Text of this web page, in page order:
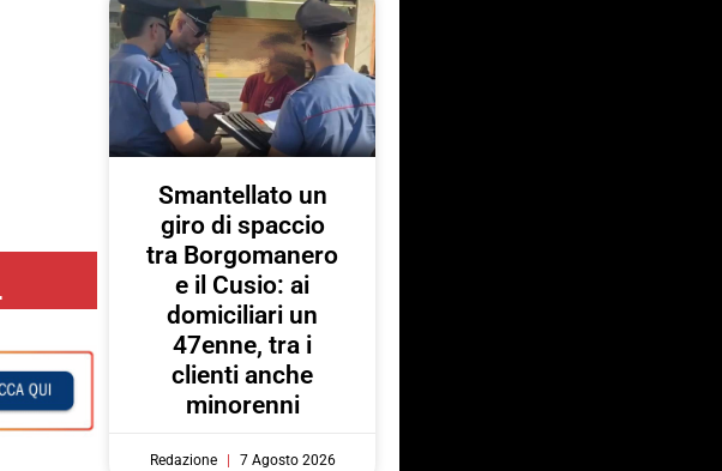
Smantellato un
giro di spaccio
tra Borgomanero
e il Cusio: ai
domiciliari un
47enne, tra i
clienti anche
minorenni
Redazione 7 Agosto 2026